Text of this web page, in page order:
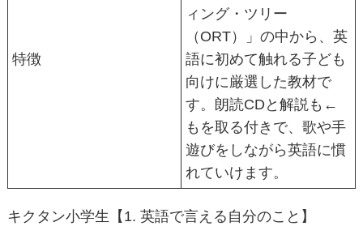
特徴
ィング・ツリー
（ORT）」の中から、英
語に初めて触れる子ども
向けに厳選した教材で
す。朗読CDと解説も←
もを取る付きで、歌や手
遊びをしながら英語に慣
れていけます。
キクタン小学生【1. 英語で言える自分のこと】